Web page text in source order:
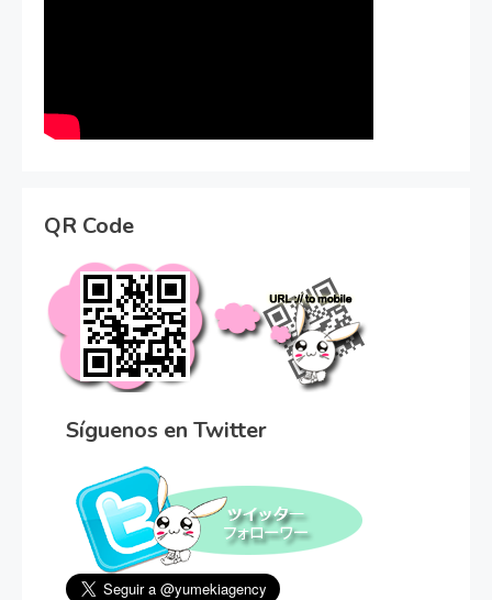
QR Code
Síguenos en Twitter